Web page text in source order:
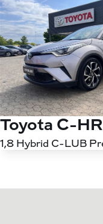
Toyota C-HR